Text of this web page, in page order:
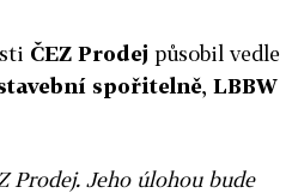
ČEZ Prodej působil vedle
spořitelně, LBBW
Prodej. Jeho úlohou bude